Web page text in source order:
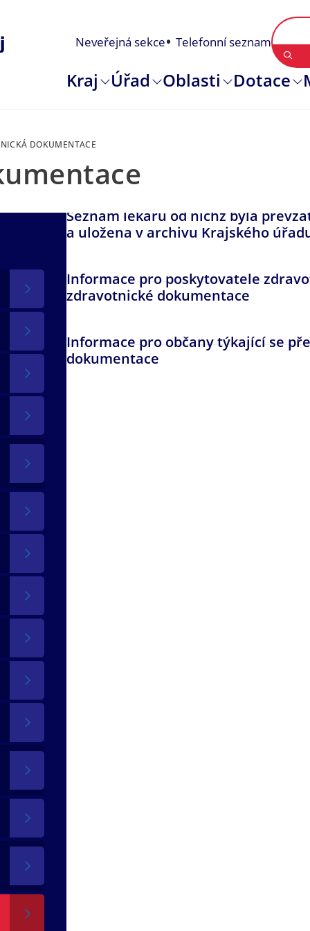
Neveřejná sekce Telefonní seznam
Kraj Úřad Oblasti Dotace
DOKUMENTACE
Seznam lékařů od nichž byla
a uložena v archivu Krajského
Informace pro poskytovatele
zdravotnické dokumentace
Informace pro občany týkající se
dokumentace